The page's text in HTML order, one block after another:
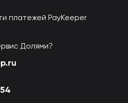
платежей PayKeeper
Долями?